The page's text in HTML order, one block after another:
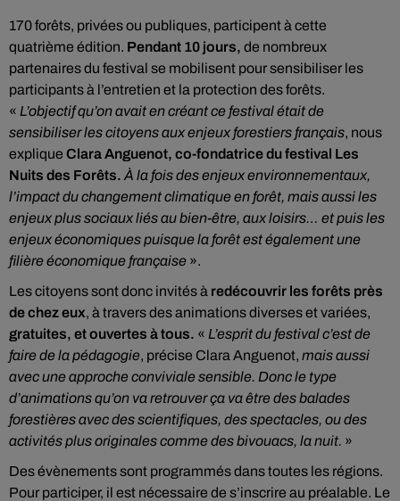
170 forêts, privées ou publiques, participent à cette
quatrième édition. Pendant 10 jours, de nombreux
partenaires du festival se mobilisent pour sensibiliser les
participants à l’entretien et la protection des forêts.
« L’objectif qu’on avait en créant ce festival était de
sensibiliser les citoyens aux enjeux forestiers français, nous
explique Clara Anguenot, co-fondatrice du festival Les
Nuits des Forêts. À la fois des enjeux environnementaux,
l’impact du changement climatique en forêt, mais aussi les
enjeux plus sociaux liés au bien-être, aux loisirs… et puis les
enjeux économiques puisque la forêt est également une
filière économique française ».
Les citoyens sont donc invités à redécouvrir les forêts près
de chez eux, à travers des animations diverses et variées,
gratuites, et ouvertes à tous. « L’esprit du festival c’est de
faire de la pédagogie, précise Clara Anguenot, mais aussi
avec une approche conviviale sensible. Donc le type
d’animations qu’on va retrouver ça va être des balades
forestières avec des scientifiques, des spectacles, ou des
activités plus originales comme des bivouacs, la nuit. »
Des évènements sont programmés dans toutes les régions.
Pour participer, il est nécessaire de s’inscrire au préalable. Le